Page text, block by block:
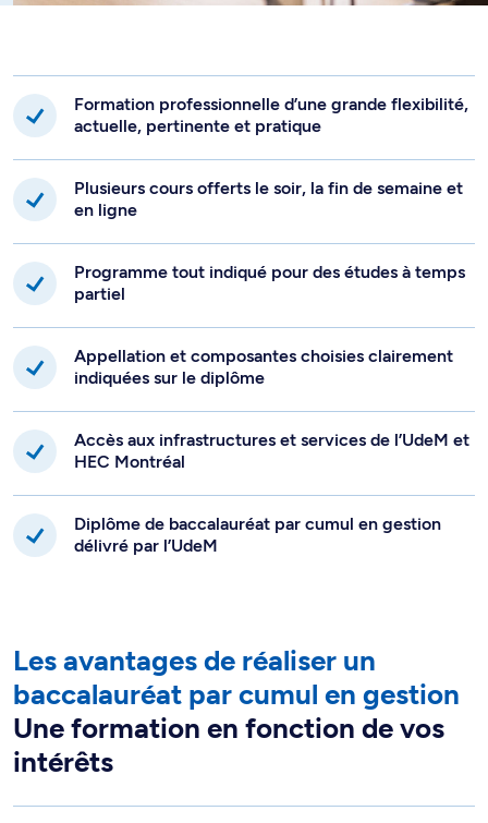
Formation professionnelle d’une grande flexibilité,
actuelle, pertinente et pratique
Plusieurs cours offerts le soir, la fin de semaine et
en ligne
Programme tout indiqué pour des études à temps
partiel
Appellation et composantes choisies clairement
indiquées sur le diplôme
Accès aux infrastructures et services de l’UdeM et
HEC Montréal
Diplôme de baccalauréat par cumul en gestion
délivré par l’UdeM
Les avantages de réaliser un
baccalauréat par cumul en gestion
Une formation en fonction de vos
intérêts